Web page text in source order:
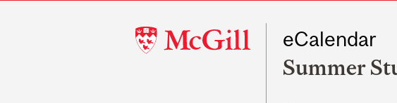
McGill
University
eCalendar
Summer